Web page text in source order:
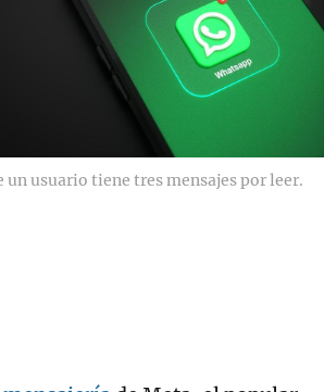
un usuario tiene tres mensajes por leer.